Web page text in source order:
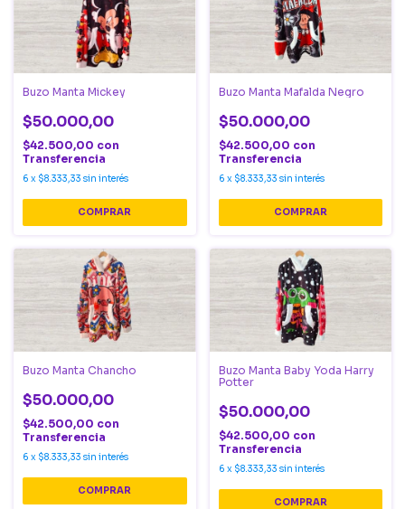
Buzo Manta Mickey
$50.000,00
$42.500,00 con
Transferencia
6 x $8.333,33 sin interés
COMPRAR
Buzo Manta Mafalda Negro
$50.000,00
$42.500,00 con
Transferencia
6 x $8.333,33 sin interés
COMPRAR
Buzo Manta Chancho
$50.000,00
$42.500,00 con
Transferencia
6 x $8.333,33 sin interés
COMPRAR
Buzo Manta Baby Yoda Harry
Potter
$50.000,00
$42.500,00 con
Transferencia
6 x $8.333,33 sin interés
COMPRAR